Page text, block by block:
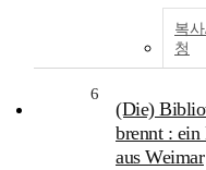
복
청
6
(Die)
brennt : ein
aus Weimar